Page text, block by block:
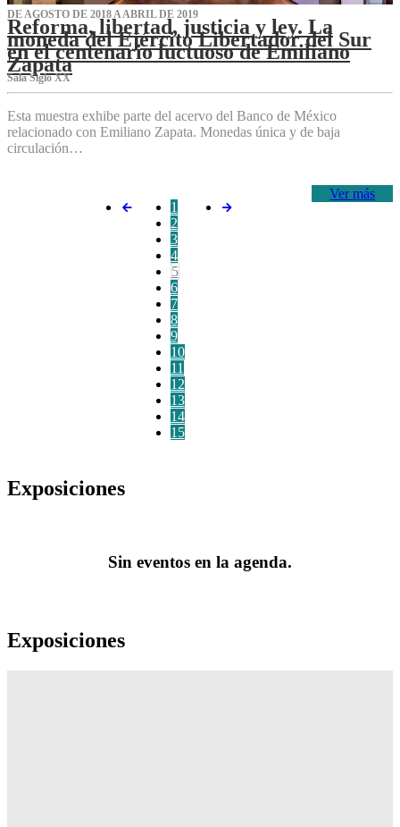
DE AGOSTO DE 2018 A ABRIL DE 2019
Reforma, libertad, justicia y ley. La
moneda del Ejército Libertador del Sur
en el centenario luctuoso de Emiliano
Zapata
Sala Siglo XX
Esta muestra exhibe parte del acervo del Banco de México
relacionado con Emiliano Zapata. Monedas única y de baja
circulación…
Ver más
1
2
3
4
5
6
7
8
9
10
11
12
13
14
15
Exposiciones
Sin eventos en la agenda.
Exposiciones